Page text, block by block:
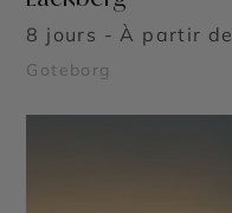
8 jours - À partir de
Goteborg